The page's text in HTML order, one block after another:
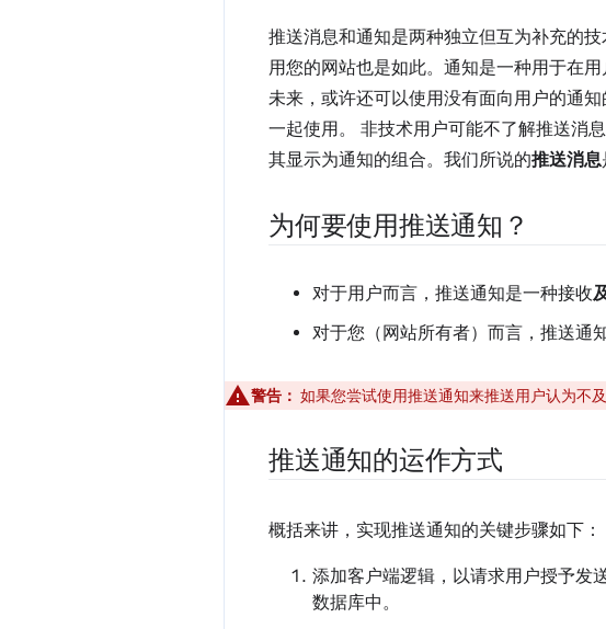
推送消息和通知是两种独立但互为补充的
用您的网站也是如此。通知是一种用于在
未来，或许还可以使用没有面向用户的通知
一起使用。 非技术用户可能不了解推送消
其显示为通知的组合。我们所说的推送消息
为何要使用推送通知？
对于用户而言，推送通知是一种接收
对于您（网站所有者）而言，推送通
警告： 如果您尝试使用推送通知来推送用户认为不
推送通知的运作方式
概括来讲，实现推送通知的关键步骤如下：
添加客户端逻辑，以请求用户授予发
数据库中。